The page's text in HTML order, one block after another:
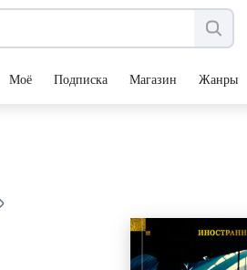
Моё Подписка Магазин Жанры